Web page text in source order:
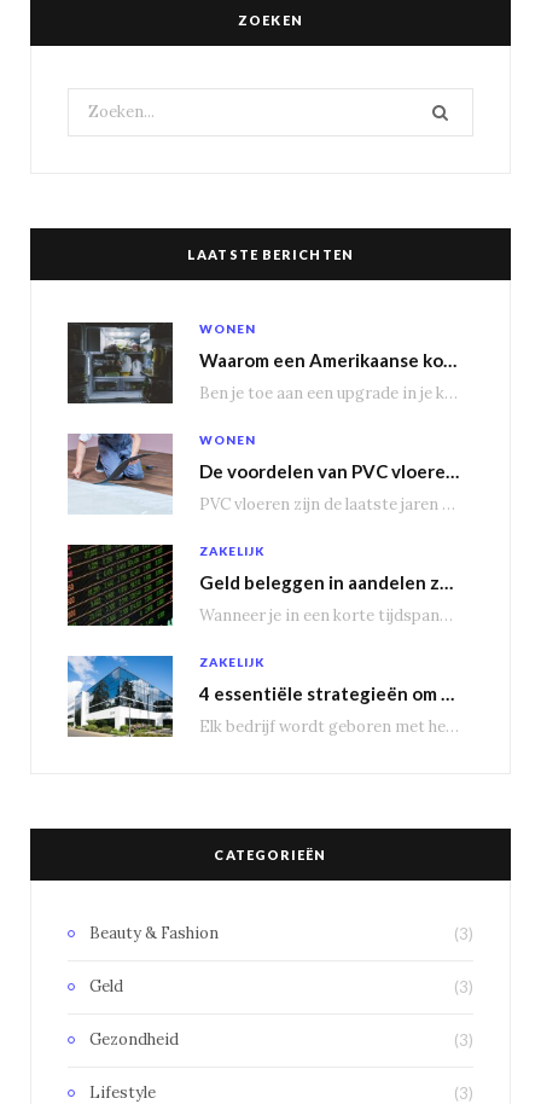
ZOEKEN
Search
for:
LAATSTE BERICHTEN
WONEN
Waarom een Amerikaanse koelkast je keuken transformeert
Ben je toe aan een upgrade in je keuken? Dan is een Amerikaanse koelkast misschien…
WONEN
De voordelen van PVC vloeren in vergelijking met houten vloeren
PVC vloeren zijn de laatste jaren steeds populairder geworden, en dat is niet zonder reden.…
ZAKELIJK
Geld beleggen in aandelen zorgt voor een passief inkomen
Wanneer je in een korte tijdspanne behoorlijke winst wil maken, is het geen slecht idee…
ZAKELIJK
4 essentiële strategieën om bedrijfsuitbreiding te genereren
Elk bedrijf wordt geboren met het doel groot te worden, om nieuwe markten te veroveren.…
CATEGORIEËN
Beauty & Fashion (3)
Geld (3)
Gezondheid (3)
Lifestyle (3)